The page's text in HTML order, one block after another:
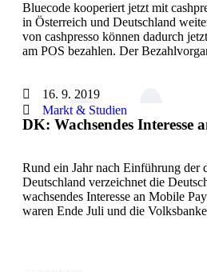
Bluecode kooperiert jetzt mit
in Österreich und Deutschland
von cashpresso können dadurch
am POS bezahlen. Der
16. 9. 2019
Markt & Studien
DK: Wachsendes Interesse
Rund ein Jahr nach Einführung der
Deutschland verzeichnet die
wachsendes Interesse an Mobile
waren Ende Juli und die